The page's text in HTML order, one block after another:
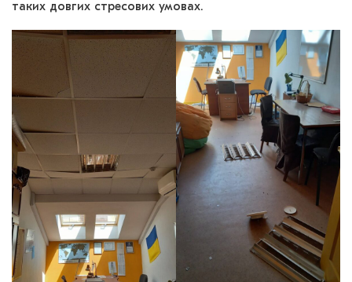
таких довгих стресових умовах.